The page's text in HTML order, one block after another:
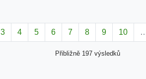
3 4 5 6 7 8 9 10
Přibližně 197 výsledků